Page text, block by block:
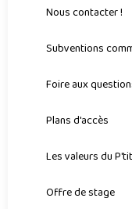
Nous contacter !
Subventions
Foire aux
Plans d'accès
Les valeurs du
Offre de stage